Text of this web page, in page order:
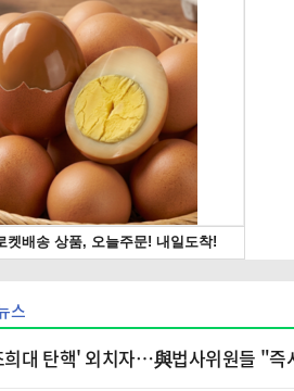
스
희대 탄핵' 외치자…與법사위원들 "